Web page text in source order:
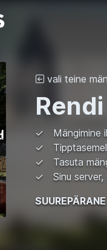
vali teine
Mängimine
Tasuta
Sinu server,
SUUREPÄRANE